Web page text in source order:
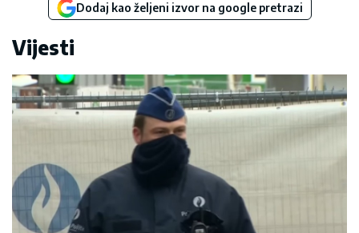
Dodaj kao željeni izvor na google pretrazi
Vijesti